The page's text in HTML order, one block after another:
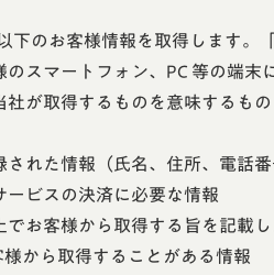
のお客様情報を取得します
スマートフォン、PC 等の端
が取得するものを意味するもの
れた情報（氏名、住所、電話
ビスの決済に必要な情報
お客様から取得する旨を記載
から取得することがある情報